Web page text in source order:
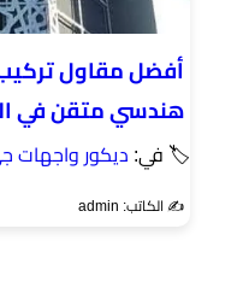
هندسي متقن في
🏷 في: ديكور واجهات
✍️ الكاتب: admin